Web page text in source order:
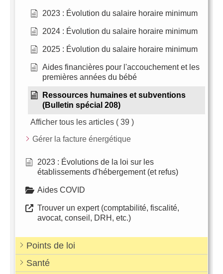
2023 : Évolution du salaire horaire minimum
2024 : Évolution du salaire horaire minimum
2025 : Évolution du salaire horaire minimum
Aides financières pour l'accouchement et les
premières années du bébé
Ressources humaines et subventions
(Bulletin spécial 208)
Afficher tous les articles ( 39 )
Gérer la facture énergétique
2023 : Évolutions de la loi sur les
établissements d'hébergement (et refus)
Aides COVID
Trouver un expert (comptabilité, fiscalité,
avocat, conseil, DRH, etc.)
Points de loi
Santé